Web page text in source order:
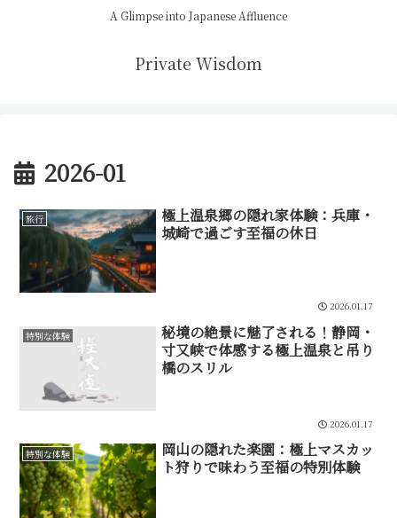
A Glimpse into Japanese Affluence
Private Wisdom
2026-01
旅行
極上温泉郷の隠れ家体験：兵庫・
城崎で過ごす至福の休日
2026.01.17
特別な体験
秘境の絶景に魅了される！静岡・
寸又峡で体感する極上温泉と吊り
橋のスリル
2026.01.17
特別な体験
岡山の隠れた楽園：極上マスカッ
ト狩りで味わう至福の特別体験